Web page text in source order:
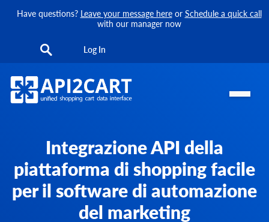
Have questions? Leave your message hereor Schedule a quick call
with our manager now
Log In
Integrazione API della
piattaforma di shopping facile
per il software di automazione
del marketing